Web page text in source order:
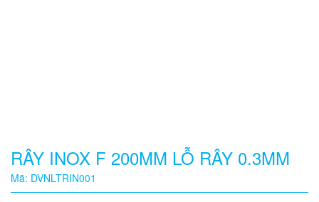
Quy
RÂY INOX F 200MM LỖ RÂY 0.3MM
Mã: DVNLTRIN001